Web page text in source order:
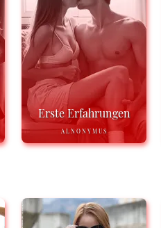
Erste Erfahrungen
ALNONYMUS